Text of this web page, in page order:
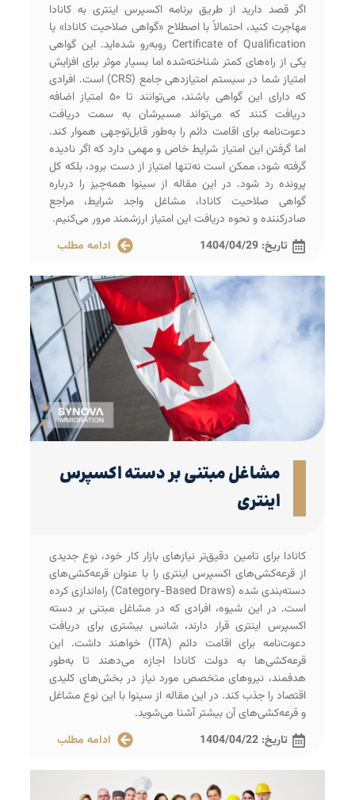
اگر قصد دارید از طریق برنامه اکسپرس اینتری به کانادا
مهاجرت کنید، احتمالاً با اصطلاح «گواهی صلاحیت کانادا» یا
Certificate of Qualification روبه‌رو شده‌اید. این گواهی
یکی از راه‌های کمتر شناخته‌شده اما بسیار موثر برای افزایش
امتیاز شما در سیستم امتیازدهی جامع (CRS) است. افرادی
که دارای این گواهی باشند، می‌توانند تا ۵۰ امتیاز اضافه
دریافت کنند که می‌تواند مسیرشان به سمت دریافت
دعوت‌نامه برای اقامت دائم را به‌طور قابل‌توجهی هموار کند.
اما گرفتن این امتیاز شرایط خاص و مهمی دارد که اگر نادیده
گرفته شود، ممکن است نه‌تنها امتیاز از دست برود، بلکه کل
پرونده رد شود. در این مقاله از سینوا همه‌چیز را درباره
گواهی صلاحیت کانادا، مشاغل واجد شرایط، مراجع
صادرکننده و نحوه دریافت این امتیاز ارزشمند مرور می‌کنیم.
تاریخ: 1404/04/29 ادامه مطلب
مشاغل مبتنی بر دسته اکسپرس
اینتری
کانادا برای تامین دقیق‌تر نیازهای بازار کار خود، نوع جدیدی
از قرعه‌کشی‌های اکسپرس اینتری را با عنوان قرعه‌کشی‌های
دسته‌بندی شده (Category-Based Draws) راه‌اندازی کرده
است. در این شیوه، افرادی که در مشاغل مبتنی بر دسته
اکسپرس اینتری قرار دارند، شانس بیشتری برای دریافت
دعوت‌نامه برای اقامت دائم (ITA) خواهند داشت. این
قرعه‌کشی‌ها به دولت کانادا اجازه می‌دهند تا به‌طور
هدفمند، نیروهای متخصص مورد نیاز در بخش‌های کلیدی
اقتصاد را جذب کند. در این مقاله از سینوا با این نوع مشاغل
و قرعه‌کشی‌های آن بیشتر آشنا می‌شوید.
تاریخ: 1404/04/22 ادامه مطلب